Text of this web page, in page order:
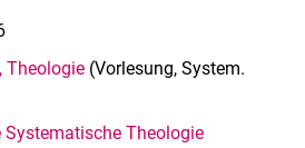
Theologie (Vorlesung, System.
Theologie